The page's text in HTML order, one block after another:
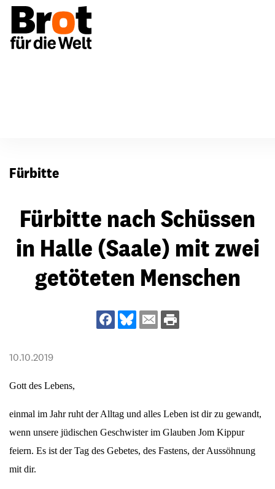
Fürbitte
Fürbitte nach Schüssen
in Halle (Saale) mit zwei
getöteten Menschen
10.10.2019
Gott des Lebens,
einmal im Jahr ruht der Alltag und alles Leben ist dir zu gewandt,
wenn unsere jüdischen Geschwister im Glauben Jom Kippur
feiern. Es ist der Tag des Gebetes, des Fastens, der Aussöhnung
mit dir.